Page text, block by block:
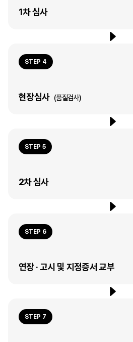
1차 심사
STEP 4
현장심사 (품질검사)
STEP 5
2차 심사
STEP 6
연장 · 고시 및 지정증서 교부
STEP 7